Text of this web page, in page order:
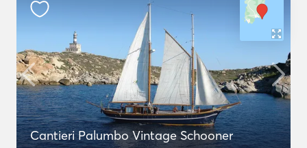
Cantieri Palumbo Vintage Schooner